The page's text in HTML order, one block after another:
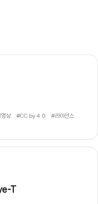
상 #CC by 4.0 #라이선스
T